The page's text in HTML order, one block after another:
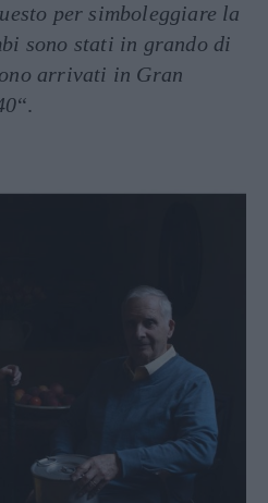
per simboleggiare la
sono stati in grando di
arrivati in Gran
“.